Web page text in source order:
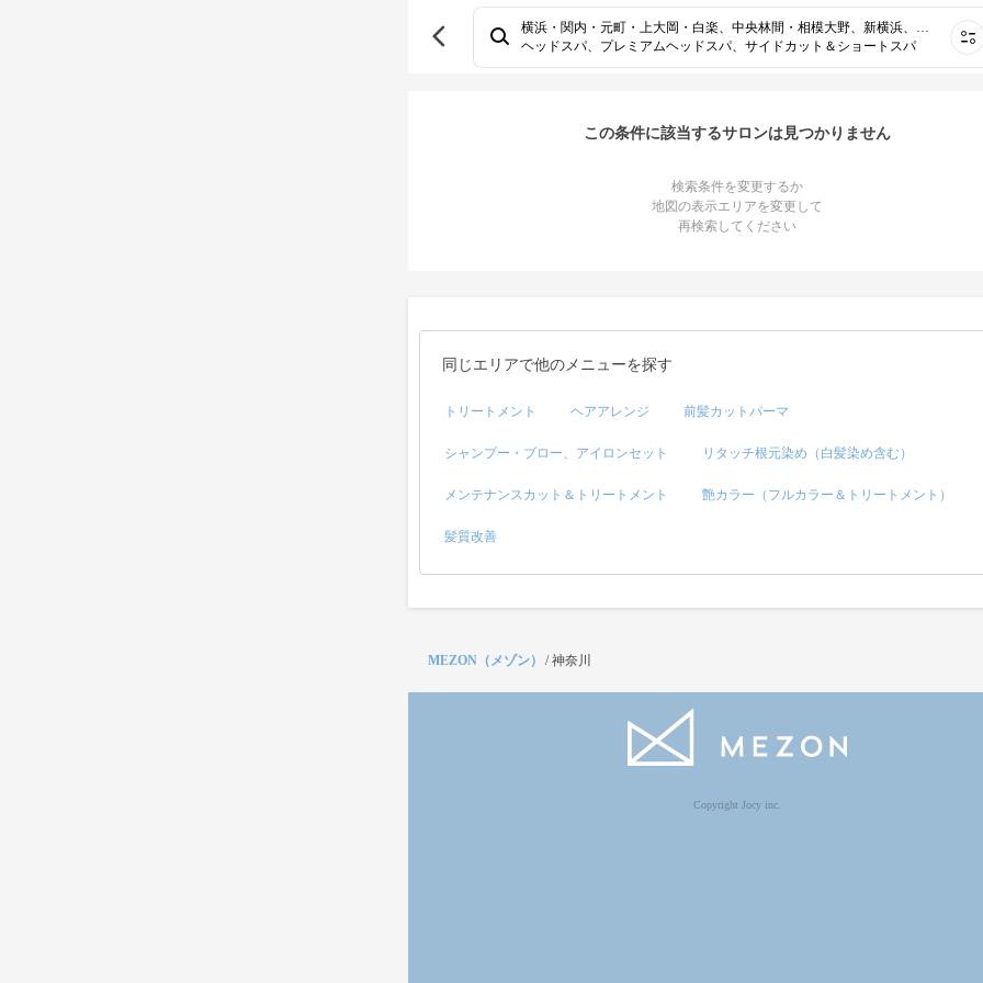
ヘッドスパ、プレミアムヘッドスパ、サイドカット＆ショートスパ
この条件に該当するサロンは見つかりません
検索条件を変更するか
地図の表示エリアを変更して
再検索してください
同じエリアで他のメニューを探す
トリートメント ヘアアレンジ 前髪カットパーマ
シャンプー・ブロー、アイロンセット リタッチ根元染め（白髪染め含む）
メンテナンスカット＆トリートメント 艶カラー（フルカラー＆トリートメント）
髪質改善
MEZON（メゾン） /神奈川
Copyright Jocy inc.